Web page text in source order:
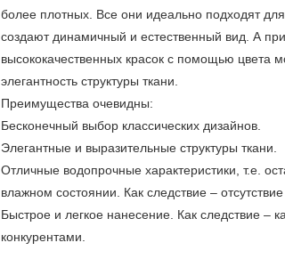
более плотных. Все они идеально подходят
создают динамичный и естественный вид. А
высококачественных красок с помощью цвета
элегантность структуры ткани.
Преимущества очевидны:
Бесконечный выбор классических дизайнов.
Элегантные и выразительные структуры ткани.
Отличные водопрочные характеристики, т.е.
влажном состоянии. Как следствие –
Быстрое и легкое нанесение. Как следствие –
конкурентами.